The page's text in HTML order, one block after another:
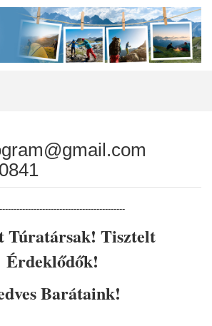
Túratársak! Tisztelt
Érdeklődők!
Barátaink!